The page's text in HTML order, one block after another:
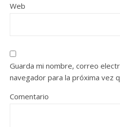
Web
Guarda mi nombre, correo
navegador para la próxima vez
Comentario